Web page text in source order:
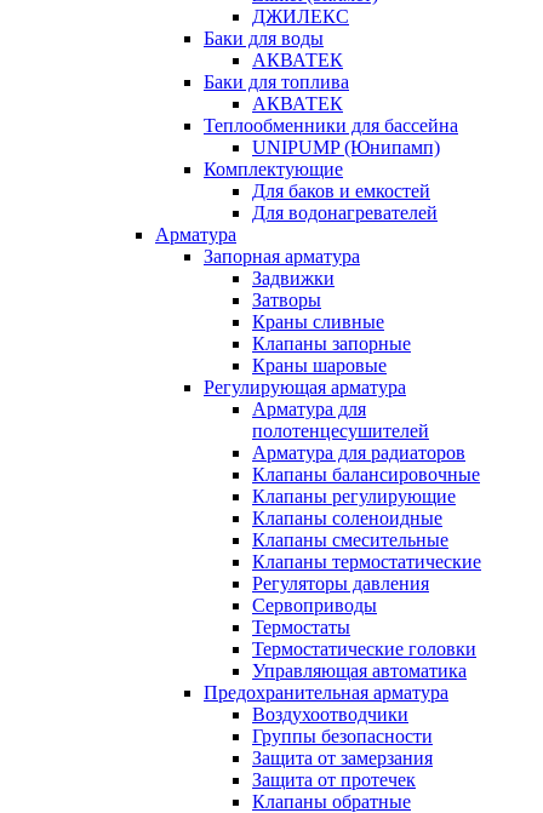
ДЖИЛЕКС
Баки для воды
АКВАТЕК
Баки для топлива
АКВАТЕК
Теплообменники для бассейна
UNIPUMP (Юнипамп)
Комплектующие
Для баков и емкостей
Для водонагревателей
Арматура
Запорная арматура
Задвижки
Затворы
Краны сливные
Клапаны запорные
Краны шаровые
Регулирующая арматура
Арматура для
полотенцесушителей
Арматура для радиаторов
Клапаны балансировочные
Клапаны регулирующие
Клапаны соленоидные
Клапаны смесительные
Клапаны термостатические
Регуляторы давления
Сервоприводы
Термостаты
Термостатические головки
Управляющая автоматика
Предохранительная арматура
Воздухоотводчики
Группы безопасности
Защита от замерзания
Защита от протечек
Клапаны обратные